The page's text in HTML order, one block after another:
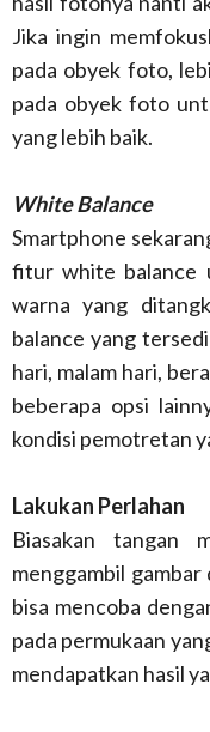
Jika ingin
pada obyek foto,
pada obyek foto
yang lebih baik.
White Balance
Smartphone
fitur white balance
warna yang
balance yang
hari, malam hari,
beberapa opsi
kondisi pemotretan
Lakukan Perlahan
Biasakan tangan
menggambil
bisa mencoba
pada permukaan
mendapatkan hasil